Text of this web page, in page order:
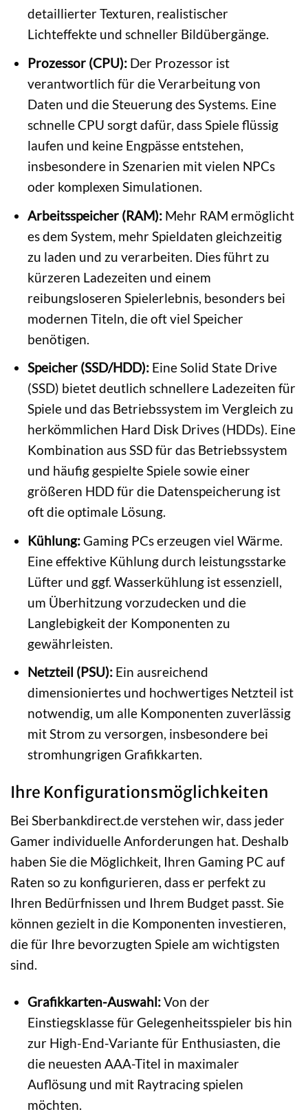
detaillierter Texturen, realistischer
Lichteffekte und schneller Bildübergänge.
Prozessor (CPU):Der Prozessor ist
verantwortlich für die Verarbeitung von
Daten und die Steuerung des Systems. Eine
schnelle CPU sorgt dafür, dass Spiele flüssig
laufen und keine Engpässe entstehen,
insbesondere in Szenarien mit vielen NPCs
oder komplexen Simulationen.
Arbeitsspeicher (RAM):Mehr RAM ermöglicht
es dem System, mehr Spieldaten gleichzeitig
zu laden und zu verarbeiten. Dies führt zu
kürzeren Ladezeiten und einem
reibungsloseren Spielerlebnis, besonders bei
modernen Titeln, die oft viel Speicher
benötigen.
Speicher (SSD/HDD):Eine Solid State Drive
(SSD) bietet deutlich schnellere Ladezeiten für
Spiele und das Betriebssystem im Vergleich zu
herkömmlichen Hard Disk Drives (HDDs). Eine
Kombination aus SSD für das Betriebssystem
und häufig gespielte Spiele sowie einer
größeren HDD für die Datenspeicherung ist
oft die optimale Lösung.
Kühlung:Gaming PCs erzeugen viel Wärme.
Eine effektive Kühlung durch leistungsstarke
Lüfter und ggf. Wasserkühlung ist essenziell,
um Überhitzung vorzudecken und die
Langlebigkeit der Komponenten zu
gewährleisten.
Netzteil (PSU):Ein ausreichend
dimensioniertes und hochwertiges Netzteil ist
notwendig, um alle Komponenten zuverlässig
mit Strom zu versorgen, insbesondere bei
stromhungrigen Grafikkarten.
Ihre Konfigurationsmöglichkeiten
Bei Sberbankdirect.de verstehen wir, dass jeder
Gamer individuelle Anforderungen hat. Deshalb
haben Sie die Möglichkeit, Ihren Gaming PC auf
Raten so zu konfigurieren, dass er perfekt zu
Ihren Bedürfnissen und Ihrem Budget passt. Sie
können gezielt in die Komponenten investieren,
die für Ihre bevorzugten Spiele am wichtigsten
sind.
Grafikkarten-Auswahl:Von der
Einstiegsklasse für Gelegenheitsspieler bis hin
zur High-End-Variante für Enthusiasten, die
die neuesten AAA-Titel in maximaler
Auflösung und mit Raytracing spielen
möchten.